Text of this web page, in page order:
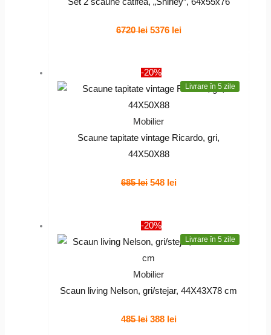
6720lei Prețul
fost:
6720 lei.
5376 leiPrețul
-20%
Livrare în 5 zile
Mobilier
Scaune tapitate vintage Ricardo, gri,
44X50X88
685lei Prețul
fost:
685 lei.
548 leiPrețul
-20%
Livrare în 5 zile
Mobilier
Scaun living Nelson, gri/stejar, 44X43X78 cm
485lei Prețul
388 leiPrețul